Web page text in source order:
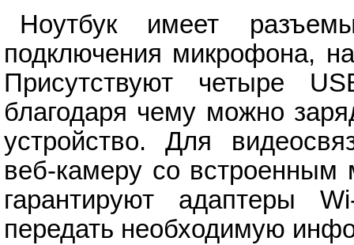
Ноутбук имеет
подключения микрофона,
Присутствуют четыре
благодаря чему можно
устройство. Для
веб-камеру со
гарантируют адаптеры
передать необходимую